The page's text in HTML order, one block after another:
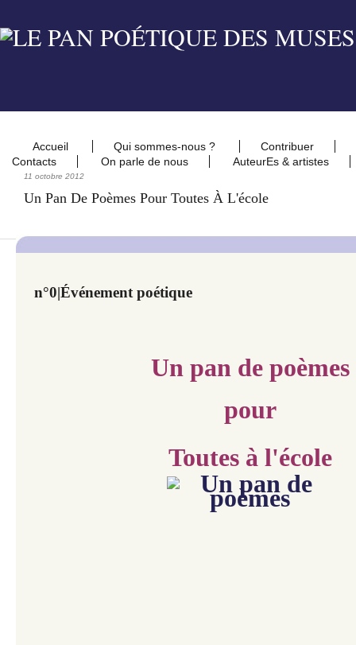
Accueil Qui sommes-nous ?
Contribuer
Contacts
On parle de nous AuteurEs & artistes
11 octobre 2012
Un Pan De Poèmes Pour Toutes À L'école
n°0|Événement poétique
Un pan de poèmes
pour
Toutes à l'école